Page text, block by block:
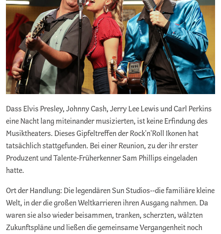
Dass Elvis Presley, Johnny Cash, Jerry Lee Lewis und Carl Perkins
eine Nacht lang miteinander musizierten, ist keine Erfindung des
Musiktheaters. Dieses Gipfeltreffen der Rock'n'Roll Ikonen hat
tatsächlich stattgefunden. Bei einer Reunion, zu der ihr erster
Produzent und Talente-Früherkenner Sam Phillips eingeladen
hatte.
Ort der Handlung: Die legendären Sun Studios--die familiäre kleine
Welt, in der die großen Weltkarrieren ihren Ausgang nahmen. Da
waren sie also wieder beisammen, tranken, scherzten, wälzten
Zukunftspläne und ließen die gemeinsame Vergangenheit noch